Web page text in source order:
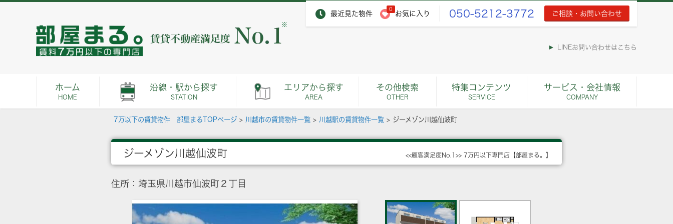
最近見た物件
0
お気に入り 050-5212-3772 ご相談・お問い合わせ
※
LINEお問い合わせはこちら
ホーム
HOME
沿線・駅から探す
STATION
エリアから探す
AREA
その他検索
OTHER
特集コンテンツ
SERVICE
サービス・会社情報
COMPANY
7万以下の賃貸物件 部屋まるTOPページ > 川越市の賃貸物件一覧 > 川越駅の賃貸物件一覧 > ジーメゾン川越仙波町
ジーメゾン川越仙波町 <<顧客満足度No.1>> 7万円以下専門店【部屋まる。】
住所：埼玉県川越市仙波町２丁目